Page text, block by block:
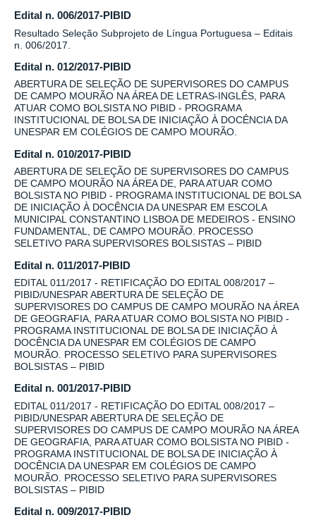
Edital n. 006/2017-PIBID
Resultado Seleção Subprojeto de Língua Portuguesa – Editais
n. 006/2017.
Edital n. 012/2017-PIBID
ABERTURA DE SELEÇÃO DE SUPERVISORES DO CAMPUS
DE CAMPO MOURÃO NA ÁREA DE LETRAS-INGLÊS, PARA
ATUAR COMO BOLSISTA NO PIBID - PROGRAMA
INSTITUCIONAL DE BOLSA DE INICIAÇÃO À DOCÊNCIA DA
UNESPAR EM COLÉGIOS DE CAMPO MOURÃO.
Edital n. 010/2017-PIBID
ABERTURA DE SELEÇÃO DE SUPERVISORES DO CAMPUS
DE CAMPO MOURÃO NA ÁREA DE, PARA ATUAR COMO
BOLSISTA NO PIBID - PROGRAMA INSTITUCIONAL DE BOLSA
DE INICIAÇÃO À DOCÊNCIA DA UNESPAR EM ESCOLA
MUNICIPAL CONSTANTINO LISBOA DE MEDEIROS - ENSINO
FUNDAMENTAL, DE CAMPO MOURÃO. PROCESSO
SELETIVO PARA SUPERVISORES BOLSISTAS – PIBID
Edital n. 011/2017-PIBID
EDITAL 011/2017 - RETIFICAÇÃO DO EDITAL 008/2017 –
PIBID/UNESPAR ABERTURA DE SELEÇÃO DE
SUPERVISORES DO CAMPUS DE CAMPO MOURÃO NA ÁREA
DE GEOGRAFIA, PARA ATUAR COMO BOLSISTA NO PIBID -
PROGRAMA INSTITUCIONAL DE BOLSA DE INICIAÇÃO À
DOCÊNCIA DA UNESPAR EM COLÉGIOS DE CAMPO
MOURÃO. PROCESSO SELETIVO PARA SUPERVISORES
BOLSISTAS – PIBID
Edital n. 001/2017-PIBID
EDITAL 011/2017 - RETIFICAÇÃO DO EDITAL 008/2017 –
PIBID/UNESPAR ABERTURA DE SELEÇÃO DE
SUPERVISORES DO CAMPUS DE CAMPO MOURÃO NA ÁREA
DE GEOGRAFIA, PARA ATUAR COMO BOLSISTA NO PIBID -
PROGRAMA INSTITUCIONAL DE BOLSA DE INICIAÇÃO À
DOCÊNCIA DA UNESPAR EM COLÉGIOS DE CAMPO
MOURÃO. PROCESSO SELETIVO PARA SUPERVISORES
BOLSISTAS – PIBID
Edital n. 009/2017-PIBID